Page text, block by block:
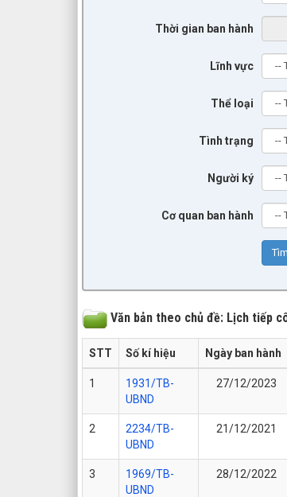
Thời gian ban hành
Lĩnh vực
Thể loại
Tình trạng
Người ký
Cơ quan ban hành
Văn bản theo chủ đề: Lịch tiếp
STT Số kí hiệu Ngày ban hành
1
1931/TB-
UBND
27/12/2023
2
2234/TB-
UBND
21/12/2021
3
1969/TB-
UBND
28/12/2022